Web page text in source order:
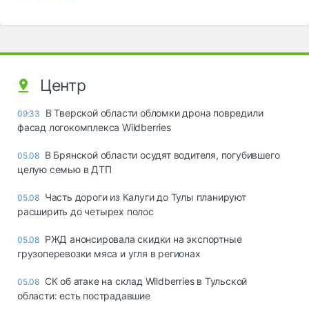
Центр
09:33
В Тверской области обломки дрона повредили
фасад логокомплекса Wildberries
05.08 В Брянской области осудят водителя, погубившего
целую семью в ДТП
05.08 Часть дороги из Калуги до Тулы планируют
расширить до четырех полос
05.08 РЖД анонсировала скидки на экспортные
грузоперевозки мяса и угля в регионах
05.08 СК об атаке на склад Wildberries в Тульской
области: есть пострадавшие